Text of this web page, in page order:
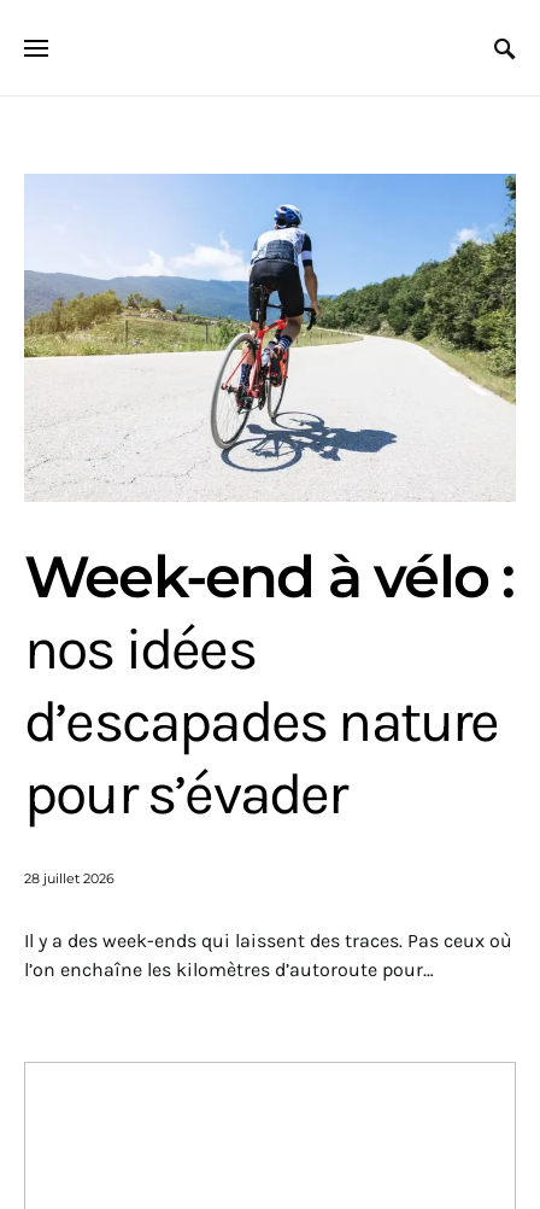
Week-end à vélo :
nos idées
d’escapades nature
pour s’évader
28 juillet 2026
Il y a des week-ends qui laissent des traces. Pas ceux où
l’on enchaîne les kilomètres d’autoroute pour…